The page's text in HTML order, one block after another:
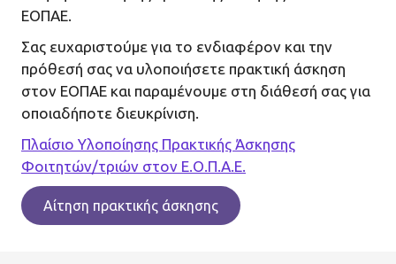
ΕΟΠΑΕ.
Σας ευχαριστούμε για το ενδιαφέρον και την
πρόθεσή σας να υλοποιήσετε πρακτική άσκηση
στον ΕΟΠΑΕ και παραμένουμε στη διάθεσή σας για
οποιαδήποτε διευκρίνιση.
Πλαίσιο Υλοποίησης Πρακτικής Άσκησης
Φοιτητών/τριών στον Ε.Ο.Π.Α.Ε.
Αίτηση πρακτικής άσκησης